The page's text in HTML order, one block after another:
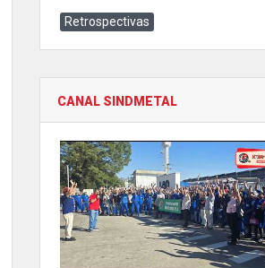
Retrospectivas
CANAL SINDMETAL